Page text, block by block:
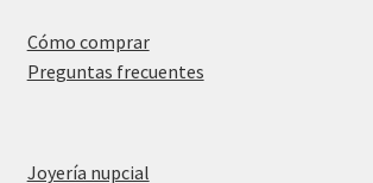
Cómo comprar
Preguntas frecuentes
Joyería nupcial